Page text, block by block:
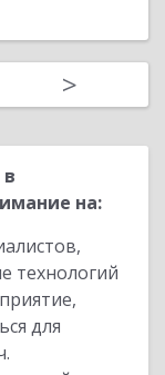
>
на:
технологий
для